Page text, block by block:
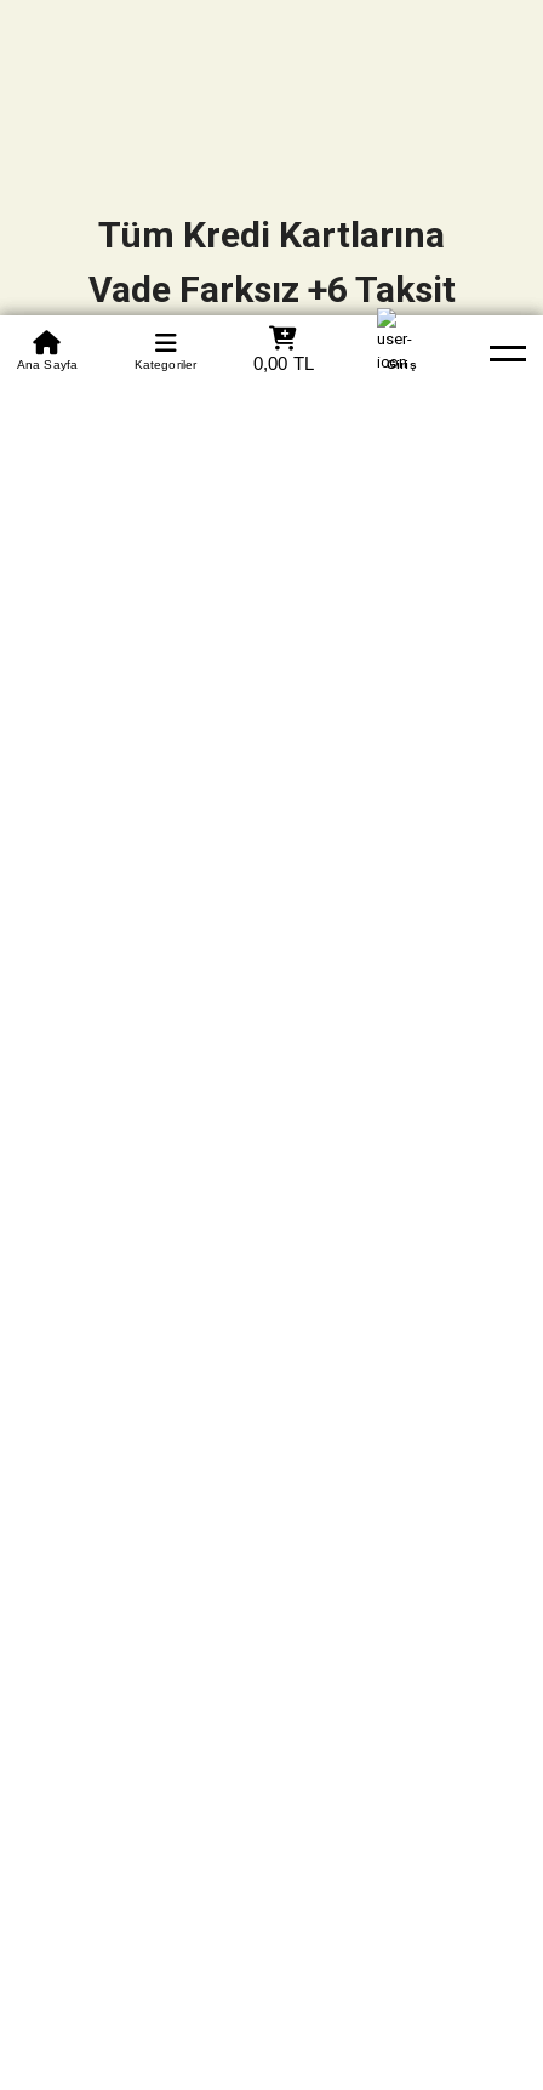
0850 305 09 70
Beden Tablosu Banka Hesapları Whatsapp Yardım
Ana Sayfa Kategoriler 0,00 TL Giriş
Tüm Kredi Kartlarına
Vade Farksız +6 Taksit